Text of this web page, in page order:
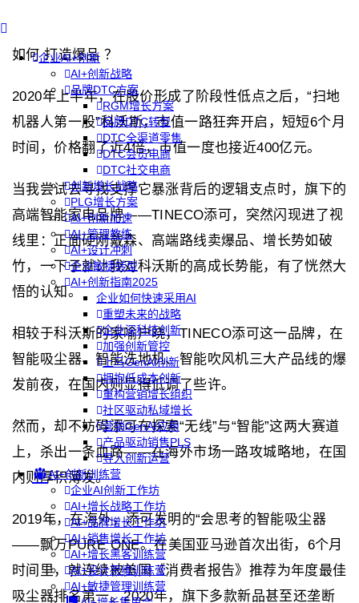
企业AI+创新
AI+创新战略
品牌DTC方案
RGM增长方案
品牌DTC转型
DTC全渠道零售
DTC会员电商
DTC社交电商
创新增长战略
PLG增长方案
AI+创新加速
AI+管理教练
AI+设计冲刺
企业敏捷转型
AI+创新指南2025
企业如何快速采用AI
重塑未来的战略
企业深科技创新
加强创新管控
上马GenAI创新
拥抱低成本创新
重构营销增长组织
社区驱动私域增长
营销GenAI应用
产品驱动销售PLS
导入创新运营
AI+创新训练营
企业AI创新工作坊
AI+增长战略工作坊
AI+品牌增长工作坊
AI+销售增长工作坊
AI+增长黑客训练营
AI+设计思维训练营
AI+敏捷管理训练营
如何 打造爆品 ？
2020年上半年，在股价形成了阶段性低点之后，“扫地
机器人第一股”科沃斯，市值一路狂奔开启，短短6个月
时间，价格翻了近4倍，市值一度也接近400亿元。
当我尝试去寻找支撑它暴涨背后的逻辑支点时，旗下的
高端智能家电品牌——TINECO添可，突然闪现进了视
线里：正面硬刚戴森、高端路线卖爆品、增长势如破
竹，一下子就让我对科沃斯的高成长势能，有了恍然大
悟的认知。
相较于科沃斯的家喻户晓，TINECO添可这一品牌，在
智能吸尘器、智能洗地机、智能吹风机三大产品线的爆
发前夜，在国内则显得低调了些许。
然而，却不妨碍添可在探索“无线”与“智能”这两大赛道
上，杀出一条血路——在海外市场一路攻城略地，在国
内则厚积薄发。
2019年，在海外，添可发明的“会思考的智能吸尘器
——飘万PURE ONE。在美国亚马逊首次出街，6个月
时间里，就连续被美国《消费者报告》推荐为年度最佳
吸尘器排名第一。2020年，旗下多款新品甚至还垄断